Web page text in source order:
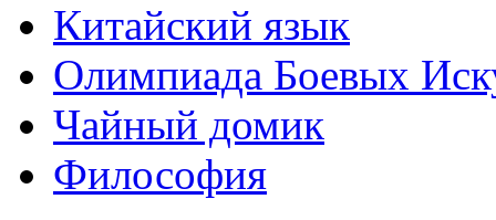
Китайский язык
Олимпиада Боевых
Чайный домик
Философия